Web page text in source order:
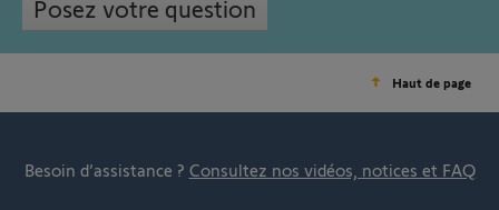
Posez votre question
Haut de page
Besoin d’assistance ? Consultez nos vidéos, notices et FAQ